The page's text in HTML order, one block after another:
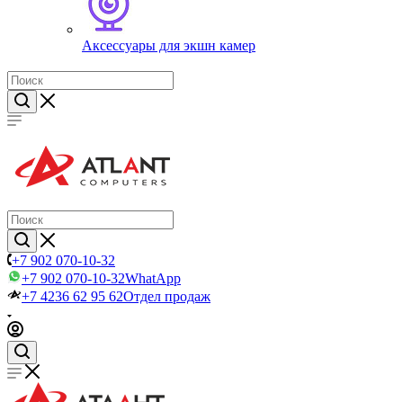
Аксессуары для экшн камер
+7 902 070-10-32
+7 902 070-10-32WhatApp
+7 4236 62 95 62Отдел продаж